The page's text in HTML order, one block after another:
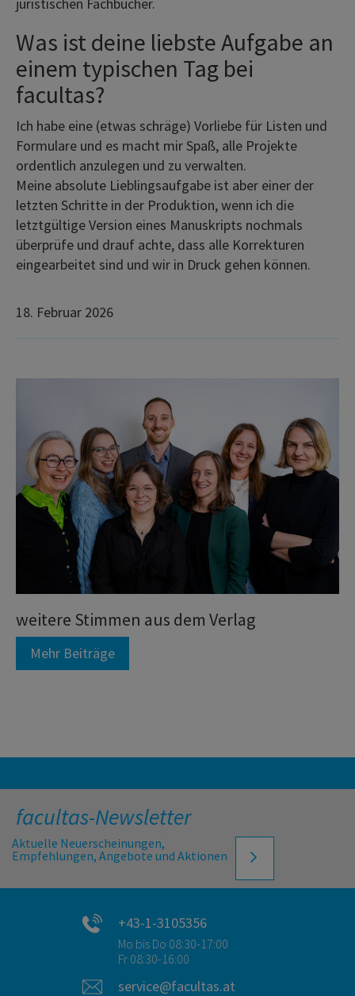
Was ist deine liebste Aufgabe an
einem typischen Tag bei
facultas?
Ich habe eine (etwas schräge) Vorliebe für Listen und
Formulare und es macht mir Spaß, alle Projekte
ordentlich anzulegen und zu verwalten.
Meine absolute Lieblingsaufgabe ist aber einer der
letzten Schritte in der Produktion, wenn ich die
letztgültige Version eines Manuskripts nochmals
überprüfe und drauf achte, dass alle Korrekturen
eingearbeitet sind und wir in Druck gehen können.
18. Februar 2026
weitere Stimmen aus dem Verlag
Mehr Beiträge
facultas-Newsletter
Aktuelle Neuerscheinungen,
Empfehlungen, Angebote und Aktionen
+43-1-3105356
Mo bis Do 08:30-17:00
Fr 08:30-16:00
service@facultas.at